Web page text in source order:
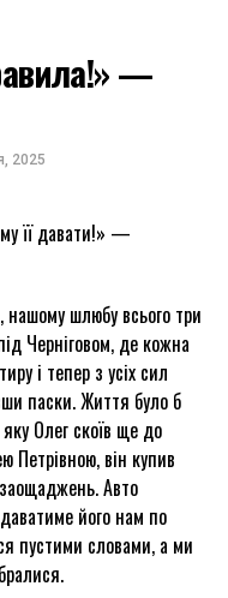
—
2025
її давати!» —
нашому шлюбу всього три
Черніговом, де кожна
і тепер з усіх сил
паски. Життя було б
Олег скоїв ще до
Петрівною, він купив
Авто
його нам по
пустими словами, а ми